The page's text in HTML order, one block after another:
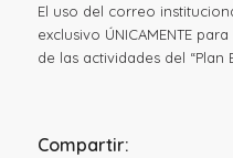
El uso del correo
exclusivo ÚNICAMENTE
de las actividades del “Plan
Compartir: